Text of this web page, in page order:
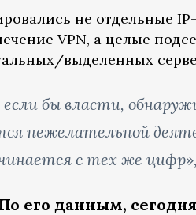
не отдельные
VPN, а целые
выделенных
бы власти,
нежелательной
с тех же
По его данным,